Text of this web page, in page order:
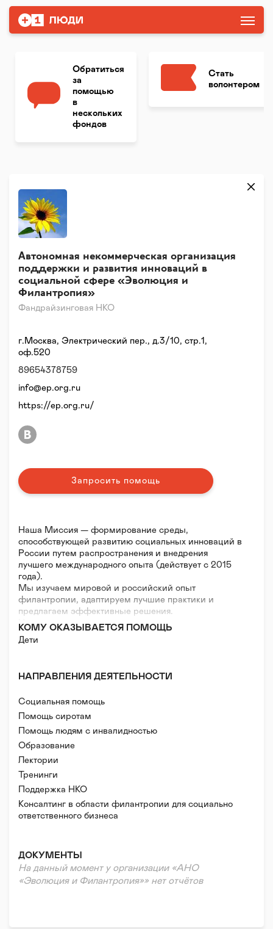
Обратиться
за
помощью
в
нескольких
фондов
Стать
волонтером
Фандрайзинговая НКО
Автономная некоммерческая организация
поддержки и развития инноваций в
социальной сфере «Эволюция и
Филантропия»
Наша Миссия — формирование среды,
способствующей развитию социальных инноваций в
России путем распространения и внедрения
лучшего международного опыта (действует с 2015
года).
Мы изучаем мировой и российский опыт
филантропии, адаптируем лучшие практики и
предлагаем эффективные решения.
Наши приоритеты:
- оценка социальных результатов и эффективности
деятельности;
- социальные инновации.
направленные на интеграцию России в глобальное
гражданское общество, оказывает поддержку
фондам местных сообществ в развитии
КОМУ ОКАЗЫВАЕТСЯ ПОМОЩЬ
Дети
НАПРАВЛЕНИЯ ДЕЯТЕЛЬНОСТИ
Социальная помощь
Помощь сиротам
Помощь людям с инвалидностью
Образование
Лектории
Тренинги
Поддержка НКО
Консалтинг в области филантропии для социально
ответственного бизнеса
ДОКУМЕНТЫ
На данный момент у организации «АНО
«Эволюция и Филантропия»» нет отчётов
г.Москва, Электрический пер., д.3/10, стр.1,
оф.520
89654378759
info@ep.org.ru
https://ep.org.ru/
Запросить помощь